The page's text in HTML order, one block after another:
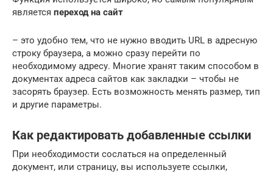
является переход на сайт
– это удобно тем, что не нужно вводить URL в адресную
строку браузера, а можно сразу перейти по
необходимому адресу. Многие хранят таким способом в
документах адреса сайтов как закладки – чтобы не
засорять браузер. Есть возможность менять размер, тип
и другие параметры.
Как редактировать добавленные ссылки
При необходимости сослаться на определенный
документ, или страницу, вы используете ссылки,